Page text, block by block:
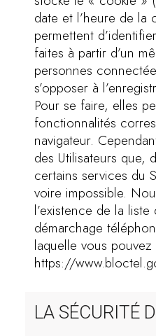
date et l’heure de la
permettent
faites à partir d’un
personnes
s’opposer à
Pour se faire, elles
fonctionnalités
navigateur.
des Utilisateurs que,
certains services du
voire impossible.
l’existence de la liste
démarchage
laquelle vous
https://
LA SÉCURITÉ